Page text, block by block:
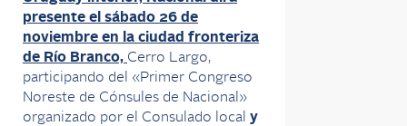
presente el sábado 26 de
noviembre en la ciudad fronteriza
de Río Branco, Cerro Largo,
participando del «Primer Congreso
Noreste de Cónsules de Nacional»
organizado por el Consulado local y